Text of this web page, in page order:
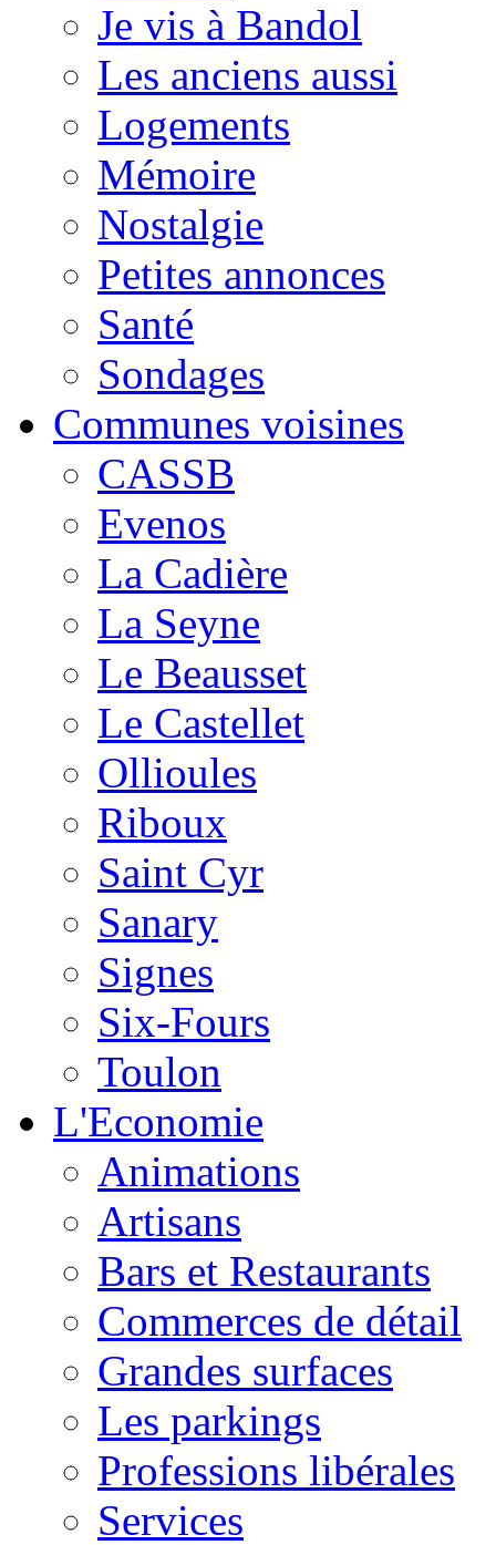
Je vis à Bandol
Les anciens aussi
Logements
Mémoire
Nostalgie
Petites annonces
Santé
Sondages
Communes voisines
CASSB
Evenos
La Cadière
La Seyne
Le Beausset
Le Castellet
Ollioules
Riboux
Saint Cyr
Sanary
Signes
Six-Fours
Toulon
L'Economie
Animations
Artisans
Bars et Restaurants
Commerces de détail
Grandes surfaces
Les parkings
Professions libérales
Services